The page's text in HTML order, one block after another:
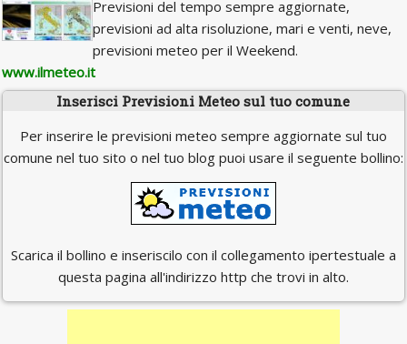
Previsioni del tempo sempre aggiornate,
previsioni ad alta risoluzione, mari e venti, neve,
previsioni meteo per il Weekend.
www.ilmeteo.it
Inserisci Previsioni Meteo sul tuo comune
Per inserire le previsioni meteo sempre aggiornate sul tuo
comune nel tuo sito o nel tuo blog puoi usare il seguente bollino:
Scarica il bollino e inseriscilo con il collegamento ipertestuale a
questa pagina all'indirizzo http che trovi in alto.